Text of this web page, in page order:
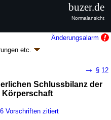
Änderungsalarm
etc.
, 2791 ( Nr. 57); zuletzt geändert
2024 I Nr. 387
/ Entwurf / Begründung
→ § 12
Schlussbilanz der
Körperschaft
6 Vorschriften zitiert
buzer.de
Normalansicht